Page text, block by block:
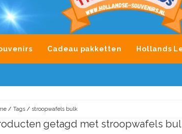
Cadeau pakketten Hollands
/ Tags/ stroopwafels bulk
getagd met stroopwafels